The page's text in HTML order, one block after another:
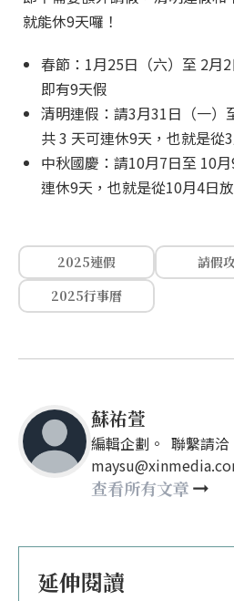
就能休9天囉！
春節：1月25日（六）至 2月
即有9天假
清明連假：請3月31日（一）
共 3 天可連休9天，也就是從
中秋國慶：請10月7日至 10
連休9天，也就是從10月4日
2025連假
請假
2025行事曆
蘇祐萱
編輯企劃。 聯繫請洽
查看所有文章
延伸閱讀